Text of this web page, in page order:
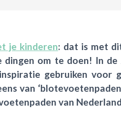
je kinderen: dat is met
dingen om te doen! In
gebruiken voor
van
van